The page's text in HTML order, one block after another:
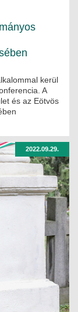
kerül
A
és az Eötvös
2022.09.29.